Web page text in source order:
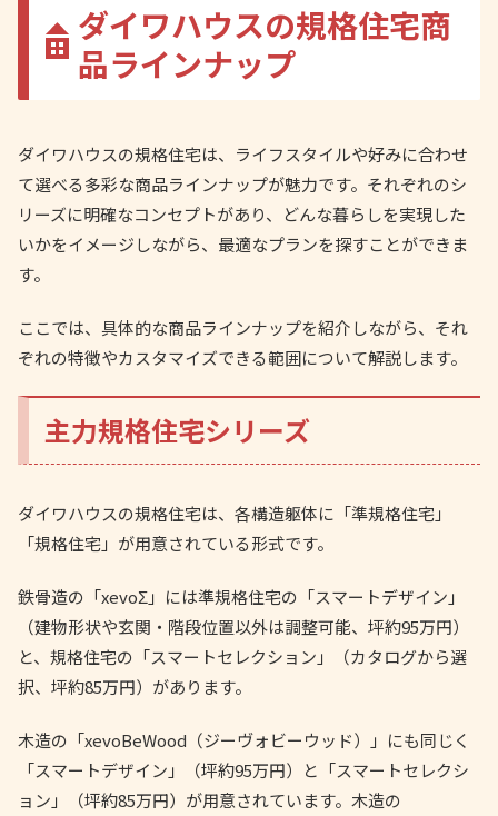
ダイワハウスの規格住宅商
品ラインナップ
ダイワハウスの規格住宅は、ライフスタイルや好みに合わせ
て選べる多彩な商品ラインナップが魅力です。それぞれのシ
リーズに明確なコンセプトがあり、どんな暮らしを実現した
いかをイメージしながら、最適なプランを探すことができま
す。
ここでは、具体的な商品ラインナップを紹介しながら、それ
ぞれの特徴やカスタマイズできる範囲について解説します。
主力規格住宅シリーズ
ダイワハウスの規格住宅は、各構造躯体に「準規格住宅」
「規格住宅」が用意されている形式です。
鉄骨造の「xevoΣ」には準規格住宅の「スマートデザイン」
（建物形状や玄関・階段位置以外は調整可能、坪約95万円）
と、規格住宅の「スマートセレクション」（カタログから選
択、坪約85万円）があります。
木造の「xevoBeWood（ジーヴォビーウッド）」にも同じく
「スマートデザイン」（坪約95万円）と「スマートセレクシ
ョン」（坪約85万円）が用意されています。木造の